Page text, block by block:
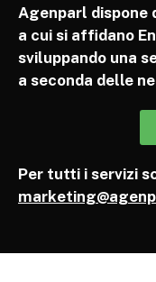
Agenparl dispone
a cui si affidano
sviluppando una
a seconda delle
Per tutti i servizi